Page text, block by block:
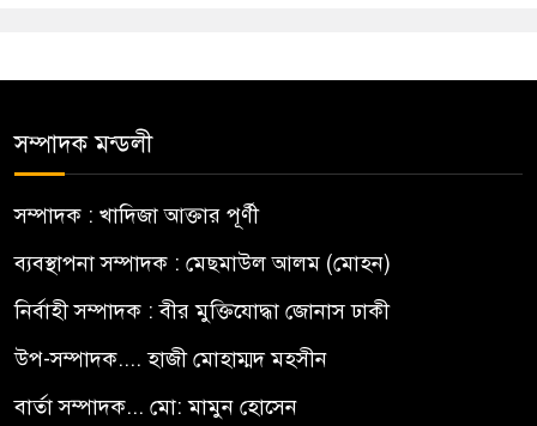
সম্পাদক মন্ডলী
সম্পাদক : খাদিজা আক্তার পূর্ণী
ব্যবস্থাপনা সম্পাদক : মেছমাউল আলম (মোহন)
নির্বাহী সম্পাদক : বীর মুক্তিযোদ্ধা জোনাস ঢাকী
উপ-সম্পাদক.... হাজী মোহাম্মদ মহসীন
বার্তা সম্পাদক... মো: মামুন হোসেন